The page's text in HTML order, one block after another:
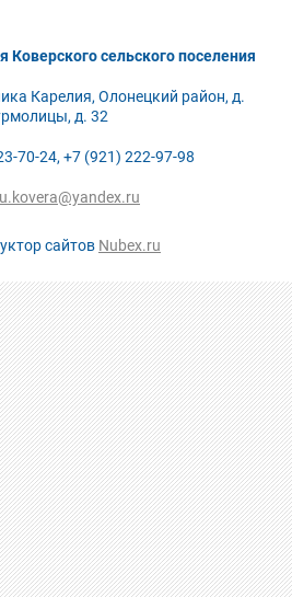
Коверского сельского поселения
Карелия, Олонецкий район, д.
д. 32
70-24, +7 (921) 222-97-98
сайтов Nubex.ru